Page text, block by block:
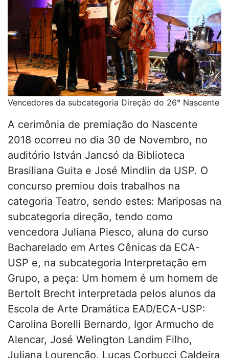
Vencedores da subcategoria Direção do 26° Nascente
A cerimônia de premiação do Nascente
2018 ocorreu no dia 30 de Novembro, no
auditório István Jancsó da Biblioteca
Brasiliana Guita e José Mindlin da USP. O
concurso premiou dois trabalhos na
categoria Teatro, sendo estes: Mariposas na
subcategoria direção, tendo como
vencedora Juliana Piesco, aluna do curso
Bacharelado em Artes Cênicas da ECA-
USP e, na subcategoria Interpretação em
Grupo, a peça: Um homem é um homem de
Bertolt Brecht interpretada pelos alunos da
Escola de Arte Dramática EAD/ECA-USP:
Carolina Borelli Bernardo, Igor Armucho de
Alencar, José Welington Landim Filho,
Juliana Lourenção, Lucas Corbucci Caldeira